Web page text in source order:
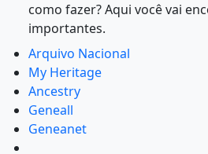
como fazer? Aqui você vai
importantes.
Arquivo Nacional
My Heritage
Ancestry
Geneall
Geneanet